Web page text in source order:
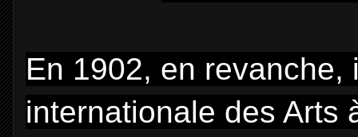
En 1902, en
internationale des Arts